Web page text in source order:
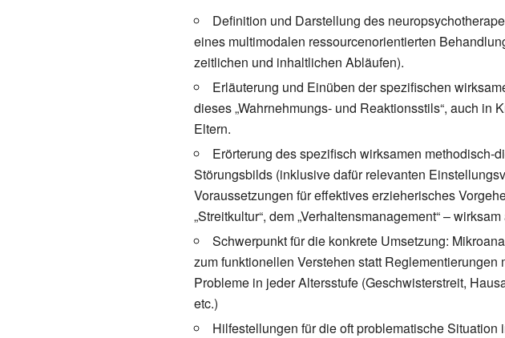
Definition und Darstellung des
eines multimodalen ressourcenorientierten
zeitlichen und inhaltlichen Abläufen).
Erläuterung und Einüben der spezifischen
dieses „Wahrnehmungs- und Reaktionsstils“, auch
Eltern.
Erörterung des spezifisch wirksamen
Störungsbilds (inklusive dafür relevanten
Voraussetzungen für effektives erzieherisches
„Streitkultur“, dem „Verhaltensmanagement“ –
Schwerpunkt für die konkrete Umsetzung:
zum funktionellen Verstehen statt
Probleme in jeder Altersstufe (Geschwisterstreit,
etc.)
Hilfestellungen für die oft problematische